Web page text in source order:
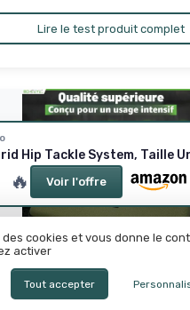
Lire le test produit complet
rangement pour matériel
🔥 Voir l'offre
cookies et vous donne le
activer
Tout accepter